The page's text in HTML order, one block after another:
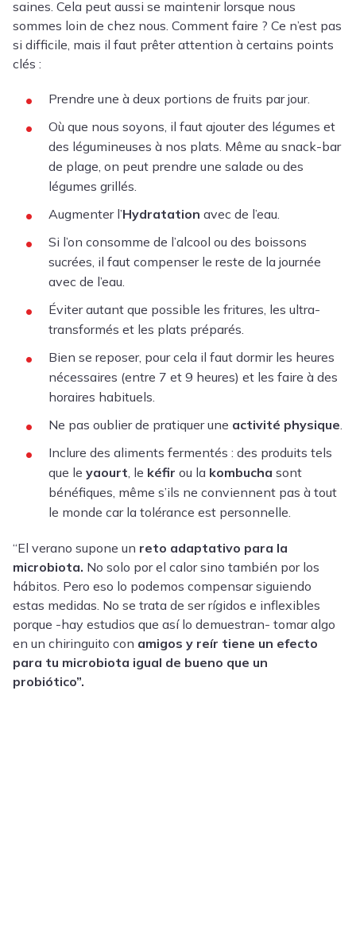
saines. Cela peut aussi se maintenir lorsque nous
sommes loin de chez nous. Comment faire ? Ce n’est pas
si difficile, mais il faut prêter attention à certains points
clés :
Prendre une à deux portions de fruits par jour.
Où que nous soyons, il faut ajouter des légumes et
des légumineuses à nos plats. Même au snack-bar
de plage, on peut prendre une salade ou des
légumes grillés.
Augmenter l’Hydratation avec de l’eau.
Si l’on consomme de l’alcool ou des boissons
sucrées, il faut compenser le reste de la journée
avec de l’eau.
Éviter autant que possible les fritures, les ultra-
transformés et les plats préparés.
Bien se reposer, pour cela il faut dormir les heures
nécessaires (entre 7 et 9 heures) et les faire à des
horaires habituels.
Ne pas oublier de pratiquer une activité physique
Inclure des aliments fermentés : des produits tels
que le yaourt , le kéfir ou la kombucha sont
bénéfiques, même s’ils ne conviennent pas à tout
le monde car la tolérance est personnelle.
“El verano supone un reto adaptativo para la
microbiota. No solo por el calor sino también por los
hábitos. Pero eso lo podemos compensar siguiendo
estas medidas. No se trata de ser rígidos e inflexibles
porque -hay estudios que así lo demuestran- tomar algo
en un chiringuito con amigos y reír tiene un efecto
para tu microbiota igual de bueno que un
probiótico”.